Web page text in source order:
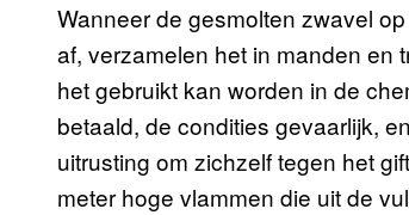
Wanneer de gesmolten zwavel
af, verzamelen het in manden en
het gebruikt kan worden in de
betaald, de condities gevaarlijk,
uitrusting om zichzelf tegen het
meter hoge vlammen die uit de